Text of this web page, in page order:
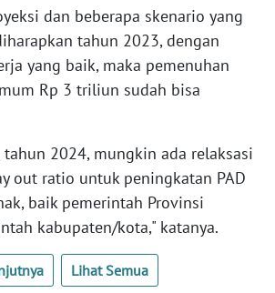
dan beberapa skenario yang
tahun 2023, dengan
yang baik, maka pemenuhan
Rp 3 triliun sudah bisa
tahun 2024, mungkin ada relaksasi
out ratio untuk peningkatan PAD
baik pemerintah Provinsi
kabupaten/kota," katanya.
Lihat Semua